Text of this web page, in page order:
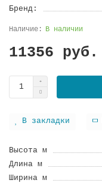
Бренд:
В наличии
11356 руб.
В закладки
Высота м
Длина м
Ширина м